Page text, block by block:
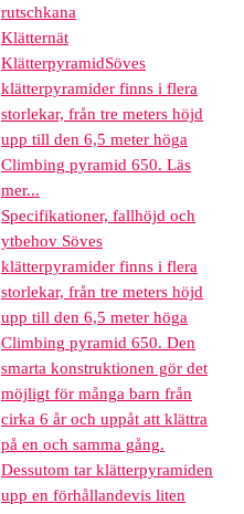
rutschkana
Klätternät
KlätterpyramidSöves
klätterpyramider finns i flera
storlekar, från tre meters höjd
upp till den 6,5 meter höga
Climbing pyramid 650. Läs
mer...
Specifikationer, fallhöjd och
ytbehov Söves
klätterpyramider finns i flera
storlekar, från tre meters höjd
upp till den 6,5 meter höga
Climbing pyramid 650. Den
smarta konstruktionen gör det
möjligt för många barn från
cirka 6 år och uppåt att klättra
på en och samma gång.
Dessutom tar klätterpyramiden
upp en förhållandevis liten